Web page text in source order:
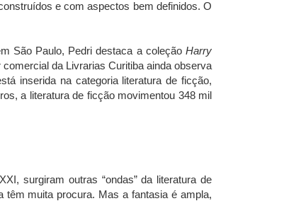
e com aspectos bem definidos. O
São Paulo, Pedri destaca a coleção Harry
da Livrarias Curitiba ainda observa
inserida na categoria literatura de ficção,
a literatura de ficção movimentou 348 mil
surgiram outras “ondas” da literatura de
muita procura. Mas a fantasia é ampla,